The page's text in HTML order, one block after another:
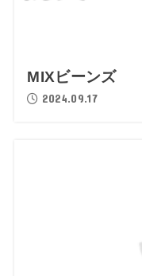
MIXビーンズ
2024.09.17